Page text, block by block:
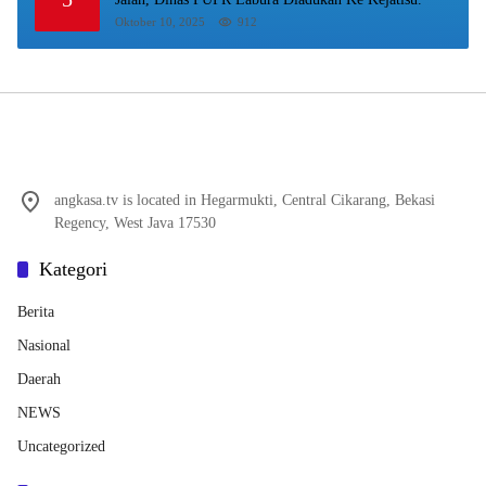
Oktober 10, 2025 912
angkasa.tv is located in Hegarmukti, Central Cikarang, Bekasi
Regency, West Java 17530
Kategori
Berita
Nasional
Daerah
NEWS
Uncategorized